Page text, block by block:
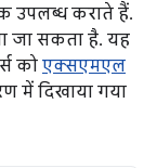
उपलब्ध कराते हैं.
जा सकता है. यह
को एक्सएमएल
में दिखाया गया